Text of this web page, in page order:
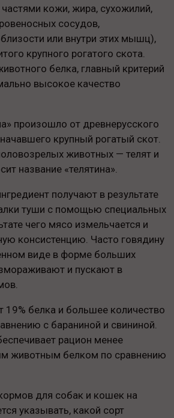
кожи, жира, сухожилий,
сосудов,
или внутри этих мышц),
крупного рогатого скота.
белка, главный критерий
высокое качество
произошло от древнерусского
крупный рогатый скот.
животных — телят и
название «телятина».
получают в результате
туши с помощью специальных
чего мясо измельчается и
консистенцию. Часто говядину
виде в форме больших
и пускают в
19% белка и большее количество
с бараниной и свининой.
рацион менее
животным белком по сравнению
для собак и кошек на
указывать, какой сорт